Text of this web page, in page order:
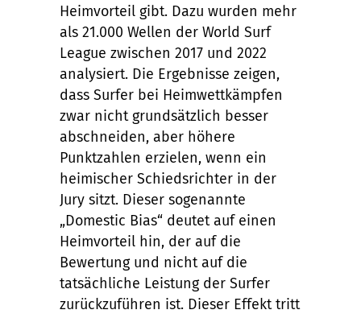
Heimvorteil gibt. Dazu wurden mehr
als 21.000 Wellen der World Surf
League zwischen 2017 und 2022
analysiert. Die Ergebnisse zeigen,
dass Surfer bei Heimwettkämpfen
zwar nicht grundsätzlich besser
abschneiden, aber höhere
Punktzahlen erzielen, wenn ein
heimischer Schiedsrichter in der
Jury sitzt. Dieser sogenannte
„Domestic Bias“ deutet auf einen
Heimvorteil hin, der auf die
Bewertung und nicht auf die
tatsächliche Leistung der Surfer
zurückzuführen ist. Dieser Effekt tritt